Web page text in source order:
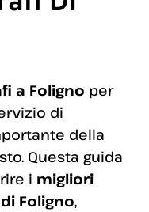
a Foligno per
di
della
Questa guida
i migliori
Foligno,